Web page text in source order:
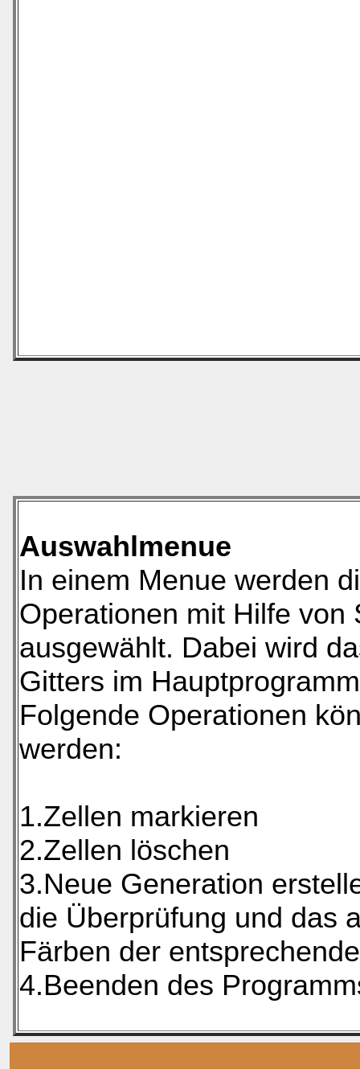
Auswahlmenue
In einem Menue werden
Operationen mit Hilfe von
ausgewählt. Dabei wird
Gitters im
Folgende Operationen
werden:
1.Zellen markieren
2.Zellen löschen
3.Neue Generation
die Überprüfung und das
Färben der
4.Beenden des